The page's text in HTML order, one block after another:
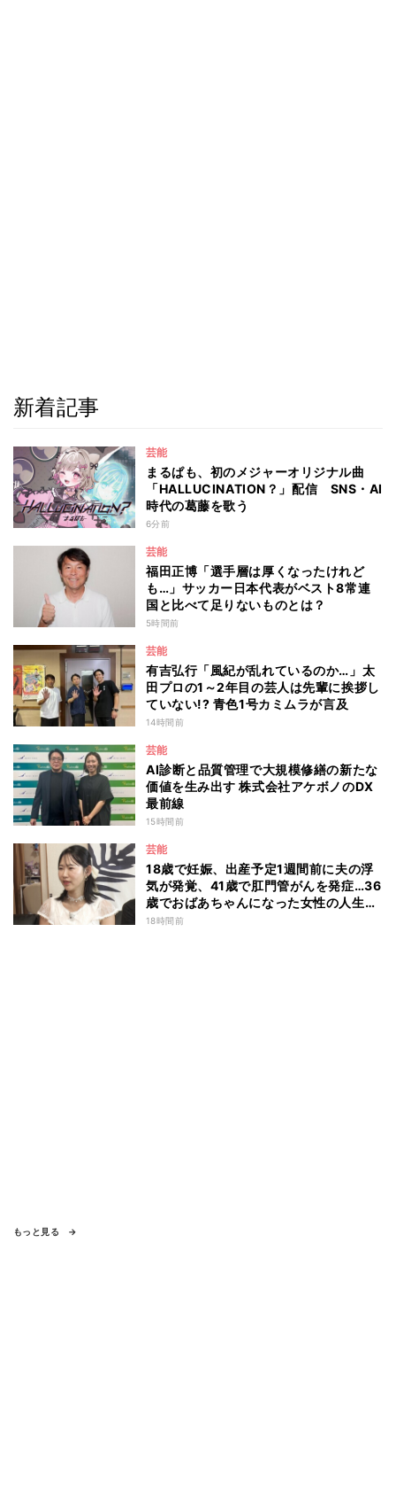
新着記事
芸能
まるぱも、初のメジャーオリジナル曲
「HALLUCINATION？」配信 SNS・AI
時代の葛藤を歌う
6分前
芸能
福田正博「選手層は厚くなったけれど
も…」サッカー日本代表がベスト8常連
国と比べて足りないものとは？
5時間前
芸能
有吉弘行「風紀が乱れているのか…」太
田プロの1～2年目の芸人は先輩に挨拶し
ていない!? 青色1号カミムラが言及
14時間前
芸能
AI診断と品質管理で大規模修繕の新たな
価値を生み出す 株式会社アケボノのDX
最前線
15時間前
芸能
18歳で妊娠、出産予定1週間前に夫の浮
気が発覚、41歳で肛門管がんを発症…36
歳でおばあちゃんになった女性の人生に
島田珠代も思わず涙 『愛のハイエナ
18時間前
もっと見る